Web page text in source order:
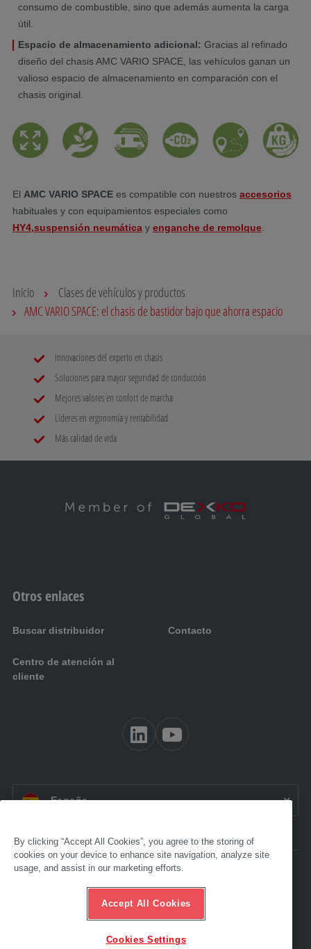
consumo de combustible, sino que además aumenta la carga
útil.
Espacio de almacenamiento adicional: Gracias al refinado
diseño del chasis AMC VARIO SPACE, las vehículos ganan un
valioso espacio de almacenamiento en comparación con el
chasis original.
El AMC VARIO SPACE es compatible con nuestros accesorios
habituales y con equipamientos especiales como
HY4,suspensión neumática y enganche de remolque
Inicio
Clases de vehículos y productos
AMC VARIO SPACE: el chasis de bastidor bajo que ahorra espacio
Innovaciones del experto en chasis
Soluciones para mayor seguridad de conducción
Mejores valores en confort de marcha
Líderes en ergonomía y rentabilidad
Más calidad de vida
Otros enlaces
Buscar distribuidor Contacto
Centro de atención al
cliente
ES: España
Accesibilidad
Aviso legal
Términos y condiciones
Protección de datos
Compliance
Línea de asistencia ética
By clicking “Accept All Cookies”, you agree to the storing of
cookies on your device to enhance site navigation, analyze site
usage, and assist in our marketing efforts.
Accept All Cookies
Cookies Settings